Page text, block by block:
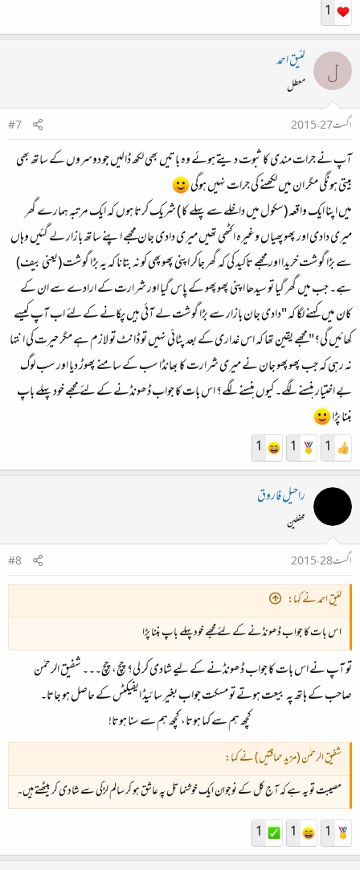
1
ل لئیق احمد
معطل
اگست 27، 2015
#7
آپ نے جرات مندی کا ثبوت دیتے ہوئے وہ باتیں بھی لکھ ڈالیں جو دوسروں کے ساتھ بھی
بیتی ہونگی مگر ان میں لکھنے کی جرات نہیں ہوگی
میں اپنا ایک واقعہ (سکول میں داخلے سے پہلے کا ) شریک کرتا ہوں کہ ایک مرتبہ ہمارے گھر
میری دادی اور پھوپھیاں وغیرہ اکٹھی تھیں میری دادی جان مجھے اپنے ساتھ بازار لے گئیں وہاں
سے بڑا گوشت خریدا اور مجھے تاکید کی کہ گھر جاکر اپنی پھوپھی کو نہ بتانا کہ یہ بڑا گوشت (یعنی بیف)
ہے۔ جب میں گھر گیا تو سیدھا اپنی پھوپھو کے پاس گیا اور شرارت کے ارادے سے ان کے
کان میں کہنے لگا کہ "دادی جان بازار سے بڑا گوشت لے آئی ہیں پکانے کے لئے اب آپ کیسے
کھائیں گی؟" مجھے یقین تھا کہ اس غداری کے بعد پٹائی نہیں تو ڈانٹ تو لازم ہے مگر حیرت کی انتہا
نہ رہی کہ جب پھوپھو جان نے میری شرارت کا بھانڈا سب کے سامنے پھوڑ دیا اور سب لوگ
بے اختیار ہنسنے لگے۔ کیوں ہنسنے لگے؟ اس بات کا جواب ڈھونڈنے کے لئے مجھے خود پہلے باپ
بننا پڑا
1
1
1
راحیل فاروق
محفلین
اگست 28، 2015
#8
لئیق احمد نے کہا:
اس بات کا جواب ڈھونڈنے کے لئے مجھے خود پہلے باپ بننا پڑا
تو آپ نے اس بات کا جواب ڈھونڈنے کے لیے شادی کر لی؟ چچ، چچ۔۔۔ شفیق الرحمٰن
صاحب کے ہاتھ پہ بیعت ہوتے تو مسکت جواب بغیر سائیڈ ایفیکٹس کے حاصل ہو جاتا۔
کچھ ہم سے کہا ہوتا، کچھ ہم سے سنا ہوتا!​
شفیق الرحمٰن (مزید حماقتیں) نے کہا:
مصیبت تو یہ ہے کہ آج کل کے نوجوان ایک خوشنما تِل پہ عاشق ہو کر سالم لڑکی سے شادی کر بیٹھتے ہیں۔
1
1
1